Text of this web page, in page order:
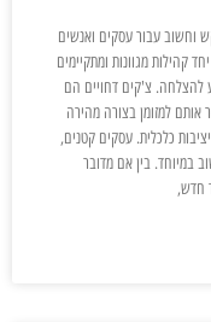
וחשוב עבור עסקים ואנשים
קהילות מגוונות ומתקיימים
להצלחה. צ'קים דחויים הם
אותם למזומן בצורה מהירה
כלכלית. עסקים קטנים,
במיוחד. בין אם מדובר
חדש,